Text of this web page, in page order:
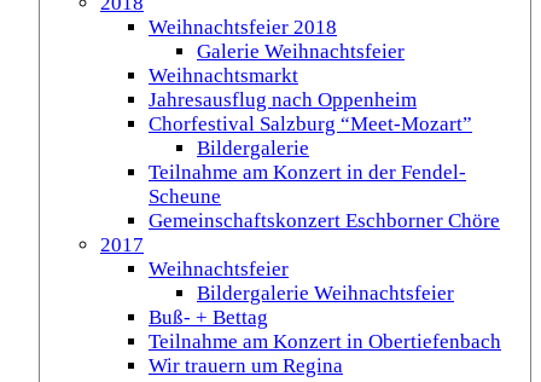
Weihnachtsfeier 2018
Galerie Weihnachtsfeier
Weihnachtsmarkt
Jahresausflug nach Oppenheim
Chorfestival Salzburg “Meet-Mozart”
Bildergalerie
Teilnahme am Konzert in der Fendel-
Scheune
Gemeinschaftskonzert Eschborner Chöre
2017
Weihnachtsfeier
Bildergalerie Weihnachtsfeier
Buß- + Bettag
Teilnahme am Konzert in Obertiefenbach
Wir trauern um Regina